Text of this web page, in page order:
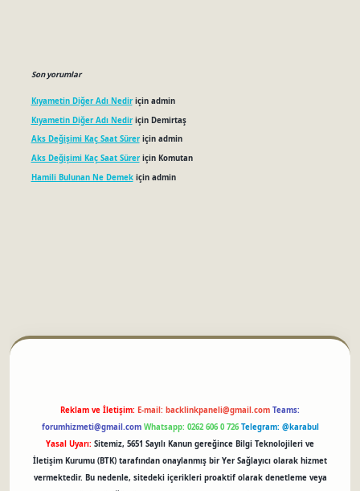
Son yorumlar
Kıyametin Diğer Adı Nediriçin admin
Kıyametin Diğer Adı Nediriçin Demirtaş
Aks Değişimi Kaç Saat Süreriçin admin
Aks Değişimi Kaç Saat Süreriçin Komutan
Hamili Bulunan Ne Demekiçin admin
Reklam ve İletişim: E-mail: backlinkpaneli@gmail.com Teams:
forumhizmeti@gmail.com Whatsapp: 0262 606 0 726 Telegram: @karabul
Yasal Uyarı: Sitemiz, 5651 Sayılı Kanun gereğince Bilgi Teknolojileri ve
İletişim Kurumu (BTK) tarafından onaylanmış bir Yer Sağlayıcı olarak hizmet
vermektedir. Bu nedenle, sitedeki içerikleri proaktif olarak denetleme veya